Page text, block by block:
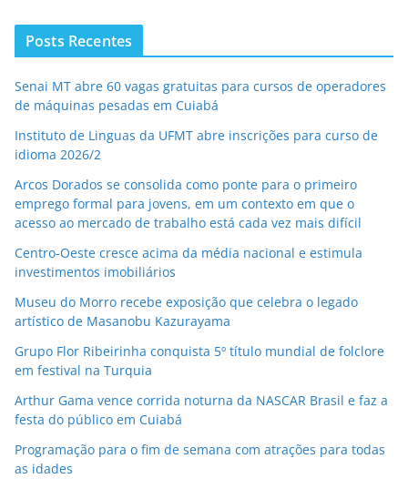
Posts Recentes
Senai MT abre 60 vagas gratuitas para cursos de operadores
de máquinas pesadas em Cuiabá
Instituto de Linguas da UFMT abre inscrições para curso de
idioma 2026/2
Arcos Dorados se consolida como ponte para o primeiro
emprego formal para jovens, em um contexto em que o
acesso ao mercado de trabalho está cada vez mais difícil
Centro-Oeste cresce acima da média nacional e estimula
investimentos imobiliários
Museu do Morro recebe exposição que celebra o legado
artístico de Masanobu Kazurayama
Grupo Flor Ribeirinha conquista 5º título mundial de folclore
em festival na Turquia
Arthur Gama vence corrida noturna da NASCAR Brasil e faz a
festa do público em Cuiabá
Programação para o fim de semana com atrações para todas
as idades